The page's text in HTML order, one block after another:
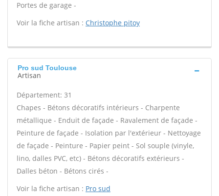
Portes de garage -
Voir la fiche artisan : Christophe pitoy
Pro sud Toulouse
Artisan
Département: 31
Chapes - Bétons décoratifs intérieurs - Charpente
métallique - Enduit de façade - Ravalement de façade -
Peinture de façade - Isolation par l'extérieur - Nettoyage
de façade - Peinture - Papier peint - Sol souple (vinyle,
lino, dalles PVC, etc) - Bétons décoratifs extérieurs -
Dalles béton - Bétons cirés -
Voir la fiche artisan : Pro sud